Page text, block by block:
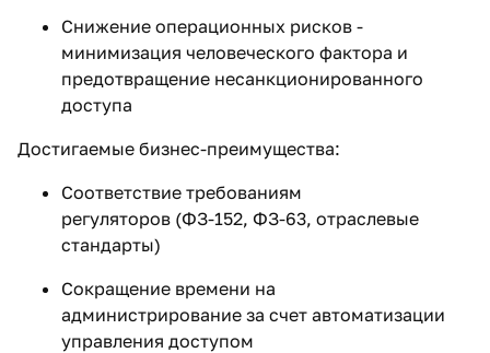
Снижение операционных рисков -
минимизация человеческого фактора и
предотвращение несанкционированного
доступа
Достигаемые бизнес-преимущества:
Соответствие требованиям
регуляторов (ФЗ-152, ФЗ-63, отраслевые
стандарты)
Сокращение времени на
администрирование за счет автоматизации
управления доступом